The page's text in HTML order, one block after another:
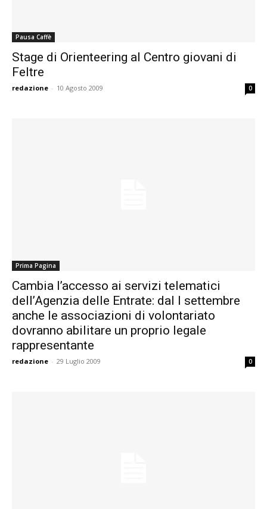
Pausa Caffè
Stage di Orienteering al Centro giovani di
Feltre
redazione - 10 Agosto 2009 0
Prima Pagina
Cambia l’accesso ai servizi telematici
dell’Agenzia delle Entrate: dal I settembre
anche le associazioni di volontariato
dovranno abilitare un proprio legale
rappresentante
redazione - 29 Luglio 2009 0